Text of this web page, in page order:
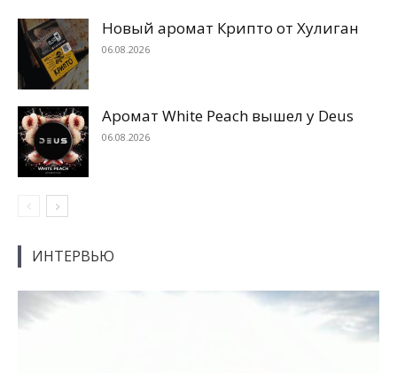
Новый аромат Крипто от Хулиган
06.08.2026
Аромат White Peach вышел у Deus
06.08.2026
ИНТЕРВЬЮ